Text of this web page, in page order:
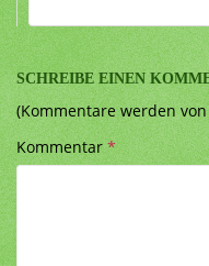
SCHREIBE EINEN
(Kommentare werden
Kommentar*